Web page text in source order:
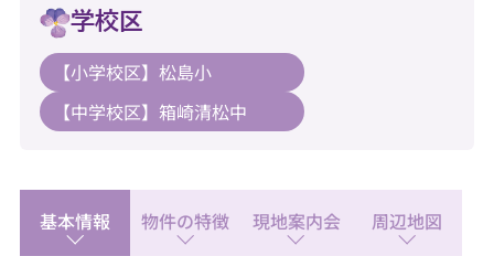
〇水回り新品交換済みで快適にご入居♪
【教育】
◆松島小学校：徒歩12分
◆箱崎清松中学校：徒歩10分
◆TRIAL GO 原田1丁目店：徒歩7分
◆セブンイレブン 福岡原田1丁目店：徒歩5分
◆ドラッグストア マツモトキヨシ 松島店：徒歩8分
学校区
【小学校区】松島小
【中学校区】箱崎清松中
基本情報 物件の特徴 現地案内会 周辺地図